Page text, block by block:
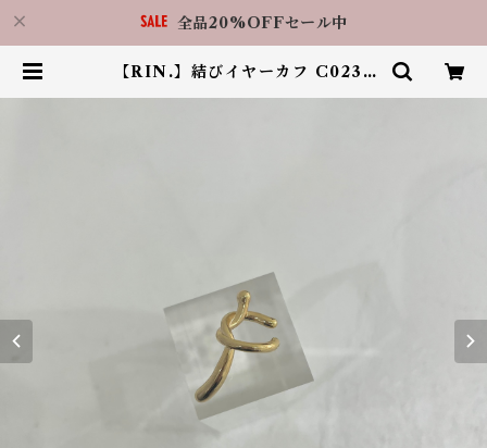
全品20%OFFセール中
【RIN.】結びイヤーカフ C023 |